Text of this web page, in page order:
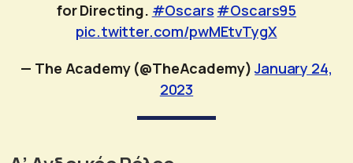
for Directing. #Oscars #Oscars95
pic.twitter.com/pwMEtvTygX
— The Academy (@TheAcademy)January 24,
2023